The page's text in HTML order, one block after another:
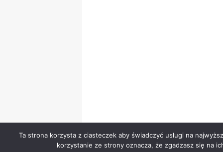
Ta strona korzysta z ciasteczek aby świadczyć usługi na
korzystanie ze strony oznacza, że zgadzasz się na